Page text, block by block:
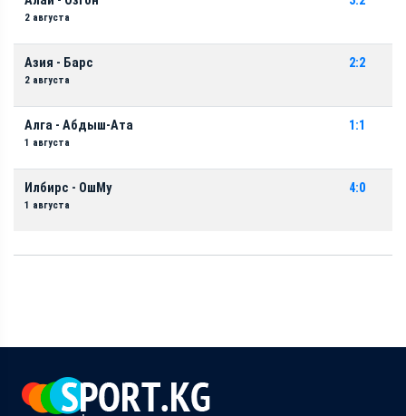
2 августа
Азия - Барс
2 августа
2:2
Алга - Абдыш-Ата
1 августа
1:1
Илбирс - ОшМу
1 августа
4:0